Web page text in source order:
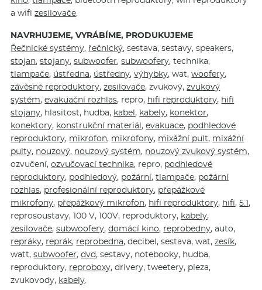
a wifizesilovače.
NAVRHUJEME, VYRÁBÍME, PRODUKUJEME
Řečnické systémy, řečnický, sestava, sestavy, speakers,
stojan,stojany,subwoofer,subwoofery, technika,
tlampače, ústředna, ústředny,výhybky, wat,woofery,
závěsné reproduktory,zesilovače, zvukový,zvukový
systém,evakuační rozhlas, repro, hifi reproduktory, hifi
stojany, hlasitost, hudba, kabel, kabely, konektor,
konektory, konstrukční materiál,evakuace, podhledové
reproduktory, mikrofon, mikrofony, mixážní pult, mixážní
pulty, nouzový, nouzový systém, nouzový zvukový systém,
ozvučení,ozvučovací technika, repro, podhledové
reproduktory, podhledový, požární,tlampače, požární
rozhlas, profesionální reproduktory, přepážkové
mikrofony, přepážkový mikrofon, hifi reproduktory, hifi,5.1,
reprosoustavy, 100 V, 100V, reproduktory, kabely,
zesilovače,subwoofery,domácí kino, reprobedny, auto,
repráky, reprák, reprobedna, decibel, sestava, wat,zesík,
watt,subwoofer,dvd, sestavy, notebooky, hudba,
reproduktory, reproboxy, drivery, tweetery, pieza,
zvukovody, kabely.